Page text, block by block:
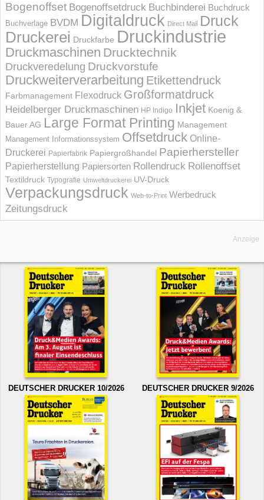
Bogenoffset Bogenoffsetdruck Buchbinderei Buchdruck
Buchverlage BVDM Digitaldruck Direct Mail Druck
Druckerei Druckfarbe Druckindustrie
Druckmaschinen Drucktechnik
Druckveredelung Druckvorstufe
Druckweiterverarbeitung Etikettendruck
Farbmanagement Flexodruck Großformatdruck
Heidelberger Druckmaschinen HP Indigo Inkjet Koenig &
Bauer AG Large Format Printing Management
Management Informations­system Offsetdruck Online-
Druckerei Papierfabrik Papiergroßhandel Papierhersteller
Papierherstellung Papiersorten Rollendruck Rollenoffset
Textildruck Typografie Umweltdruckerei UV-Druck
Verpackungsdruck Web-to-Print Werbedruck
Zeitungsdruck
Anzeige
DEUTSCHER DRUCKER 10/2026 DEUTSCHER DRUCKER 9/2026